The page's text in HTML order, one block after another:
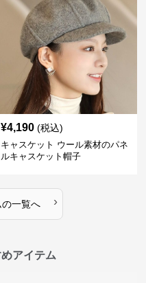
¥4,190 (税込)
キャスケット ウール素材のパネ
ルキャスケット帽子
一覧へ ›
アイテム